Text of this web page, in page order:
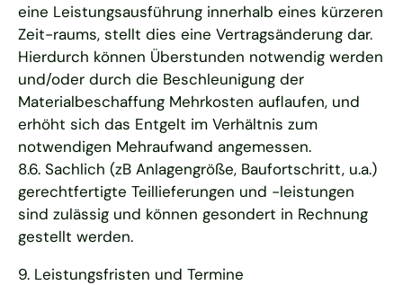
eine Leistungsausführung innerhalb eines kürzeren
Zeit-raums, stellt dies eine Vertragsänderung dar.
Hierdurch können Überstunden notwendig werden
und/oder durch die Beschleunigung der
Materialbeschaffung Mehrkosten auflaufen, und
erhöht sich das Entgelt im Verhältnis zum
notwendigen Mehraufwand angemessen.
8.6. Sachlich (zB Anlagengröße, Baufortschritt, u.a.)
gerechtfertigte Teillieferungen und -leistungen
sind zulässig und können gesondert in Rechnung
gestellt werden.
9. Leistungsfristen und Termine